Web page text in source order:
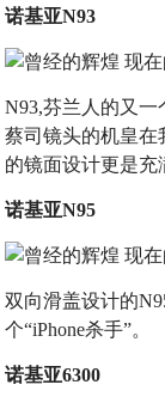
诺基亚N93
N93,芬兰人的又
蔡司镜头的机皇在
的镜面设计更是
诺基亚N95
双向滑盖设计的
个“iPhone杀手”。
诺基亚6300